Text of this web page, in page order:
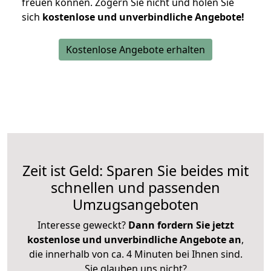
sich kostenlose und unverbindliche Angebote!
Kostenlose Angebote erhalten
Zeit ist Geld: Sparen Sie beides mit
schnellen und passenden
Umzugsangeboten
Interesse geweckt? Dann fordern Sie jetzt
kostenlose und unverbindliche Angebote an,
die innerhalb von ca. 4 Minuten bei Ihnen sind.